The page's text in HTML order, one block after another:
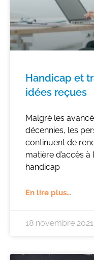
Handicap et
idées reçues
Malgré les
décennies, les
continuent de
matière d’accès
handicap
En lire plus...
18 novembre 2021